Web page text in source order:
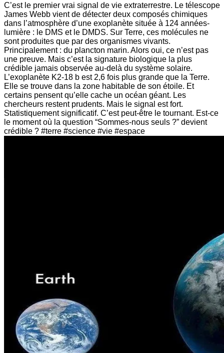
C’est le premier vrai signal de vie extraterrestre. Le télescope
James Webb vient de détecter deux composés chimiques
dans l’atmosphère d’une exoplanète située à 124 années-
lumière : le DMS et le DMDS. Sur Terre, ces molécules ne
sont produites que par des organismes vivants.
Principalement : du plancton marin. Alors oui, ce n’est pas
une preuve. Mais c’est la signature biologique la plus
crédible jamais observée au-delà du système solaire.
L’exoplanète K2-18 b est 2,6 fois plus grande que la Terre.
Elle se trouve dans la zone habitable de son étoile. Et
certains pensent qu’elle cache un océan géant. Les
chercheurs restent prudents. Mais le signal est fort.
Statistiquement significatif. C’est peut-être le tournant. Est-ce
le moment où la question “Sommes-nous seuls ?” devient
crédible ? #terre #science #vie #espace